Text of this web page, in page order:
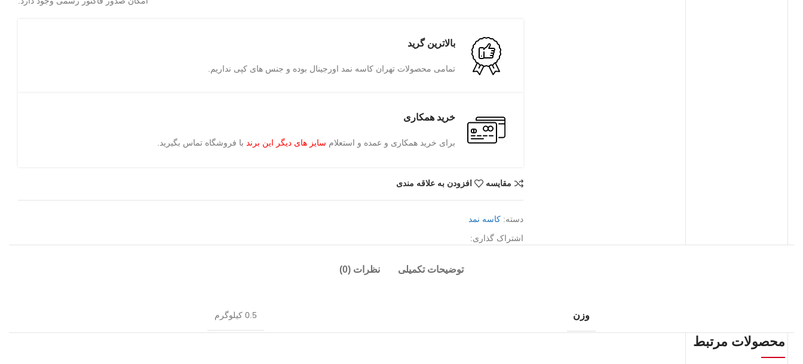
بالاترین گرید
تمامی محصولات تهران کاسه نمد اورجینال بوده و جنس های کپی نداریم.
خرید همکاری
برای خرید همکاری و عمده و استعلام سایز های دیگر این برند با فروشگاه تماس بگیرید.
مقايسه افزودن به علاقه مندی
دسته: کاسه نمد
اشتراک گذاری:
توضیحات تکمیلی نظرات (0)
وزن 0.5 کیلوگرم
محصولات مرتبط